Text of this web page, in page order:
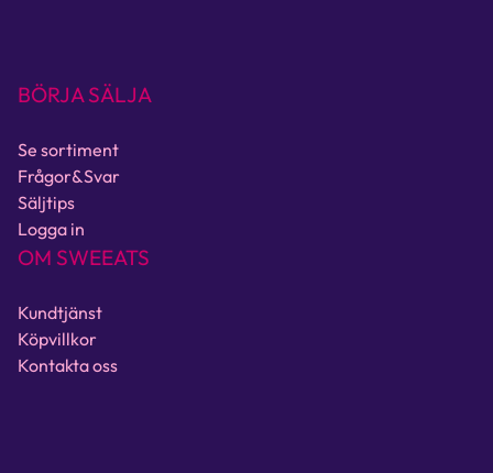
BÖRJA SÄLJA
Se sortiment
Frågor&Svar
Säljtips
Logga in
OM SWEEATS
Kundtjänst
Köpvillkor
Kontakta oss